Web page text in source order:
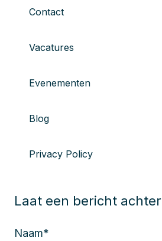
Contact
Vacatures
Evenementen
Blog
Privacy Policy
Laat een bericht achter
Naam*